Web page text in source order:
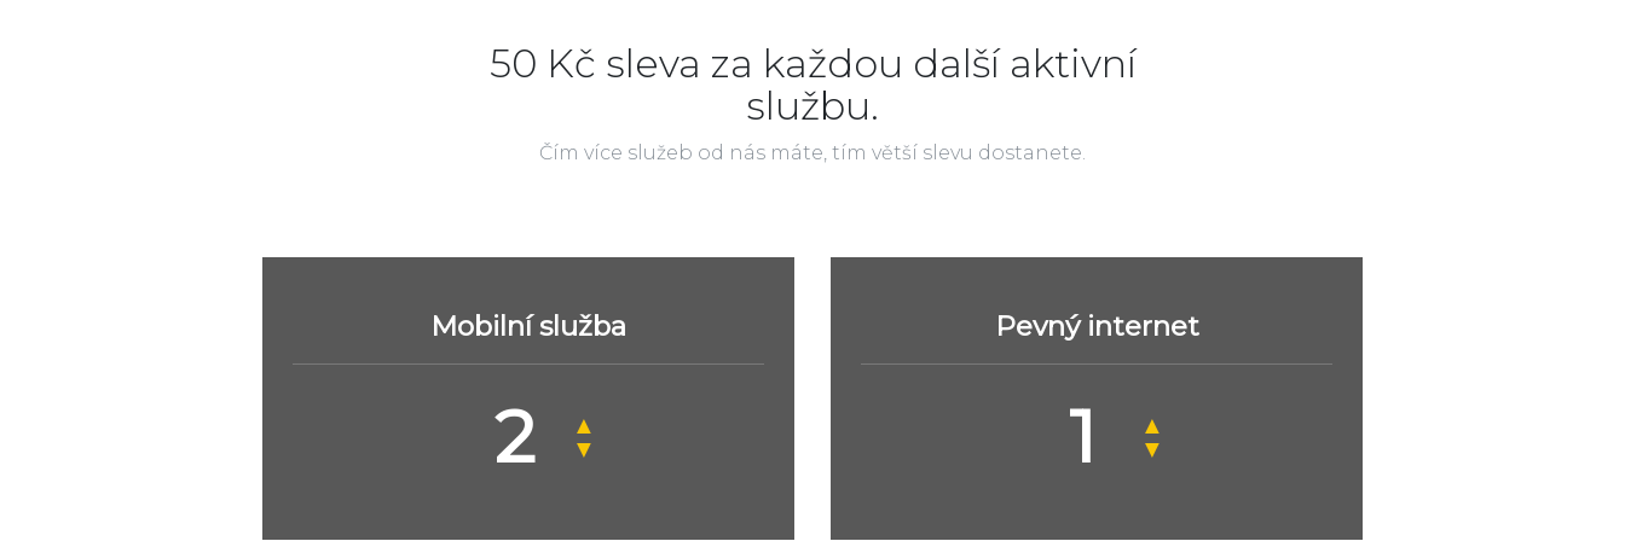
50 Kč sleva za každou další aktivní
službu.
Čím více služeb od nás máte, tím větší slevu dostanete.
Mobilní služba
▲
▼
Pevný internet
▲
▼